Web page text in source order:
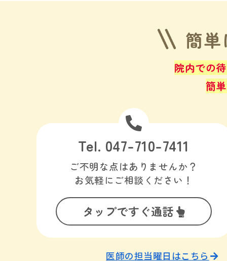
簡
院内での
簡
Tel. 047-710-7411
ご不明な点はありませんか？
お気軽にご相談ください！
タップですぐ通話
医師の担当曜日はこちら